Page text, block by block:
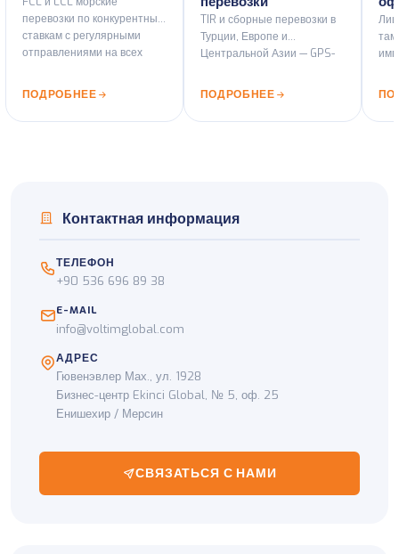
перевозки по конкурентным
ставкам с регулярными
отправлениями на всех
ПОДРОБНЕЕ
TIR и сборные перевозки в
Турции, Европе и
Центральной Азии — GPS-
сертифицированные
автомобили.
ПОДРОБНЕЕ
Контактная информация
ТЕЛЕФОН
+90 536 696 89 38
E-MAIL
info@voltimglobal.com
АДРЕС
Гювенэвлер Мах., ул. 1928
Бизнес-центр Ekinci Global, № 5, оф. 25
Енишехир / Мерсин
СВЯЗАТЬСЯ С НАМИ